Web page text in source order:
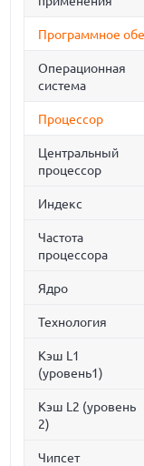
Программное
Операционная
система
Процессор
Центральный
процессор
Индекс
Частота
процессора
Ядро
Технология
Кэш L1
(уровень1)
Кэш L2 (уровень
2)
Чипсет